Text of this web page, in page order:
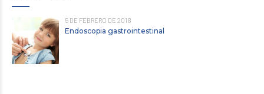
5 DE FEBRERO DE 2018
Endoscopia gastrointestinal